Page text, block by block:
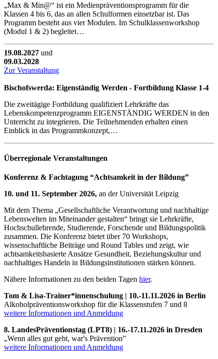
„Max & Min@“ ist ein Medienpräventionsprogramm für die
Klassen 4 bis 6, das an allen Schulformen einsetzbar ist. Das
Programm besteht aus vier Modulen. Im Schulklassenworkshop
(Modul 1 & 2) begleitet…
19.08.2027 und
09.03.2028
Zur Veranstaltung
Bischofswerda: Eigenständig Werden - Fortbildung Klasse 1-4
Die zweitägige Fortbildung qualifiziert Lehrkräfte das
Lebenskompetenzprogramm EIGENSTÄNDIG WERDEN in den
Unterricht zu integrieren. Die Teilnehmenden erhalten einen
Einblick in das Programmkonzept,…
Überregionale Veranstaltungen
Konferenz & Fachtagung “Achtsamkeit in der Bildung”
10. und 11. September 2026, an der Universität Leipzig
Mit dem Thema „Gesellschaftliche Verantwortung und nachhaltige
Lebenswelten im Miteinander gestalten“ bringt sie Lehrkräfte,
Hochschullehrende, Studierende, Forschende und Bildungspolitik
zusammen. Die Konferenz bietet über 70 Workshops,
wissenschaftliche Beiträge und Round Tables und zeigt, wie
achtsamkeitsbasierte Ansätze Gesundheit, Beziehungskultur und
nachhaltiges Handeln in Bildungsinstitutionen stärken können.
Nähere Informationen zu den beiden Tagen hier.
Tom & Lisa-Trainer*innenschulung | 10.-11.11.2026 in Berlin
Alkoholpräventionsworkshop für die Klassenstufen 7 und 8
weitere Informationen und Anmeldung
8. LandesPräventionstag (LPT8) | 16.-17.11.2026 in Dresden
„Wenn alles gut geht, war's Prävention”
weitere Informationen und Anmeldung